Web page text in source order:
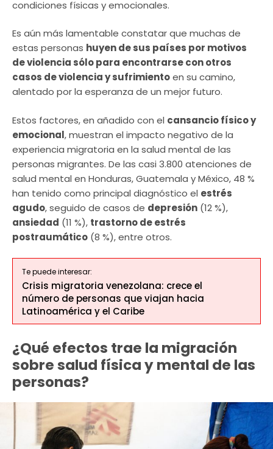
condiciones físicas y emocionales.
Es aún más lamentable constatar que muchas de
estas personas huyen de sus países por motivos
de violencia sólo para encontrarse con otros
casos de violencia y sufrimientoen su camino,
alentado por la esperanza de un mejor futuro.
Estos factores, en añadido con el cansancio físico y
emocional, muestran el impacto negativo de la
experiencia migratoria en la salud mental de las
personas migrantes. De las casi 3.800 atenciones de
salud mental en Honduras, Guatemala y México, 48 %
han tenido como principal diagnóstico el estrés
agudo, seguido de casos de depresión (12 %),
ansiedad (11 %), trastorno de estrés
postraumático (8 %), entre otros.
Te puede interesar:
Crisis migratoria venezolana: crece el
número de personas que viajan hacia
Latinoamérica y el Caribe
¿Qué efectos trae la migración
sobre salud física y mental de las
personas?